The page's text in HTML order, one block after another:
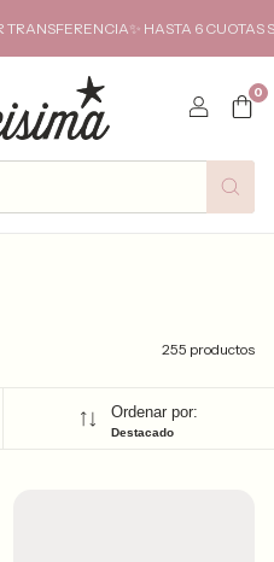
HASTA 6 CUOTAS SIN INTERÉS Y
0
255 productos
Ordenar por:
Destacado